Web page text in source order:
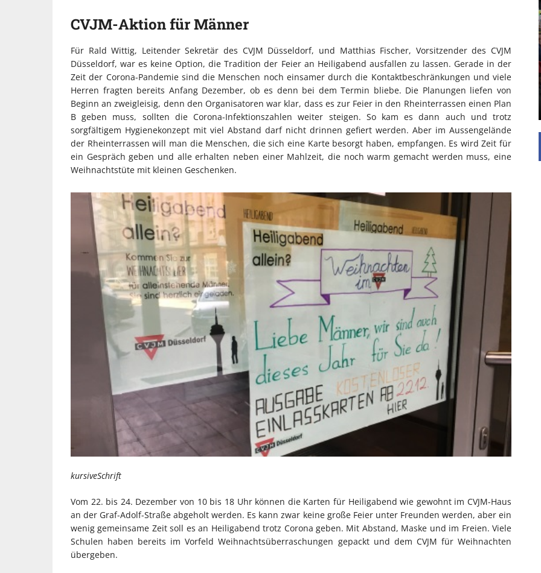
CVJM-Aktion für Männer
Für Rald Wittig, Leitender Sekretär des CVJM Düsseldorf, und Matthias Fischer, Vorsitzender des CVJM
Düsseldorf, war es keine Option, die Tradition der Feier an Heiligabend ausfallen zu lassen. Gerade in der
Zeit der Corona-Pandemie sind die Menschen noch einsamer durch die Kontaktbeschränkungen und viele
Herren fragten bereits Anfang Dezember, ob es denn bei dem Termin bliebe. Die Planungen liefen von
Beginn an zweigleisig, denn den Organisatoren war klar, dass es zur Feier in den Rheinterrassen einen Plan
B geben muss, sollten die Corona-Infektionszahlen weiter steigen. So kam es dann auch und trotz
sorgfältigem Hygienekonzept mit viel Abstand darf nicht drinnen gefiert werden. Aber im Aussengelände
der Rheinterrassen will man die Menschen, die sich eine Karte besorgt haben, empfangen. Es wird Zeit für
ein Gespräch geben und alle erhalten neben einer Mahlzeit, die noch warm gemacht werden muss, eine
Weihnachtstüte mit kleinen Geschenken.
kursiveSchrift
Vom 22. bis 24. Dezember von 10 bis 18 Uhr können die Karten für Heiligabend wie gewohnt im CVJM-Haus
an der Graf-Adolf-Straße abgeholt werden. Es kann zwar keine große Feier unter Freunden werden, aber ein
wenig gemeinsame Zeit soll es an Heiligabend trotz Corona geben. Mit Abstand, Maske und im Freien. Viele
Schulen haben bereits im Vorfeld Weihnachtsüberraschungen gepackt und dem CVJM für Weihnachten
übergeben.
Die Inspiration des industriellen Chics sind die
Werkshallen des Industriezeitalters. Die Basis für
diesen Stil sind große Räume, schlicht gehalten
mit rustikalen Elementen und großen
Fensterflächen. Wie so vieles wurde ...